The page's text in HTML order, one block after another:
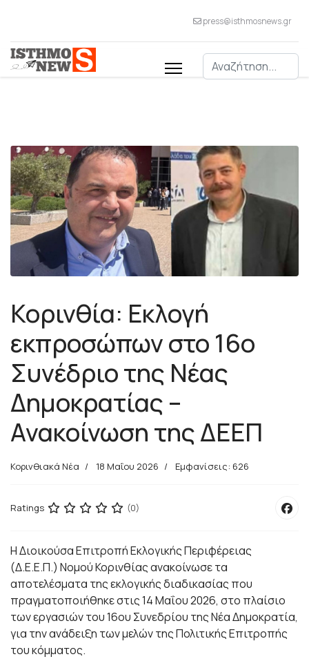
press@isthmosnews.gr
Αναζήτηση
Κορινθία: Εκλογή
εκπροσώπων στο 16ο
Συνέδριο της Νέας
Δημοκρατίας –
Ανακοίνωση της ΔΕΕΠ
Κορινθιακά Νέα 18 Μαΐου 2026 Εμφανίσεις: 626
Ratings (0)
Η Διοικούσα Επιτροπή Εκλογικής Περιφέρειας
(Δ.Ε.Ε.Π.) Νομού Κορινθίας ανακοίνωσε τα
αποτελέσματα της εκλογικής διαδικασίας που
πραγματοποιήθηκε στις 14 Μαΐου 2026, στο πλαίσιο
των εργασιών του 16ου Συνεδρίου της Νέα Δημοκρατία,
για την ανάδειξη των μελών της Πολιτικής Επιτροπής
του κόμματος.